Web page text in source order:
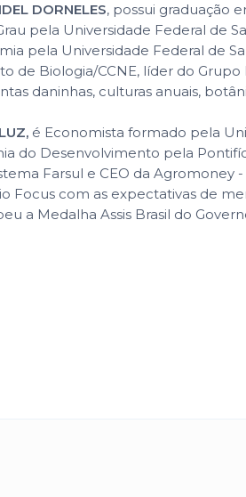
DORNELES, possui graduação
pela Universidade Federal de
pela Universidade Federal de
de Biologia/CCNE, líder do
daninhas, culturas anuais,
é Economista formado pela
do Desenvolvimento pela
Farsul e CEO da Agromoney -
Focus com as expectativas de
a Medalha Assis Brasil do